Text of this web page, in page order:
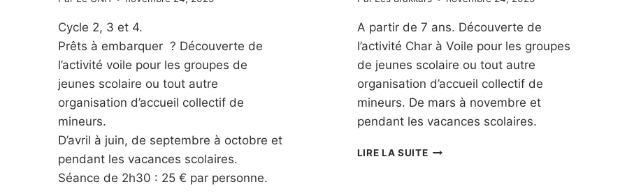
Cycle 2, 3 et 4.
Prêts à embarquer ? Découverte de
l’activité voile pour les groupes de
jeunes scolaire ou tout autre
organisation d’accueil collectif de
mineurs.
D’avril à juin, de septembre à octobre et
pendant les vacances scolaires.
Séance de 2h30 : 25 € par personne.
A partir de 7 ans. Découverte de
l’activité Char à Voile pour les groupes
de jeunes scolaire ou tout autre
organisation d’accueil collectif de
mineurs. De mars à novembre et
pendant les vacances scolaires.
LIRE LA SUITESÉANCE